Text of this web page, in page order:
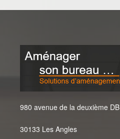
980 avenue de la deuxième DB
30133 Les Angles